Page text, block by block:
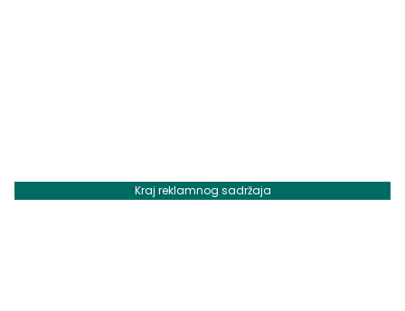
Kraj reklamnog sadržaja